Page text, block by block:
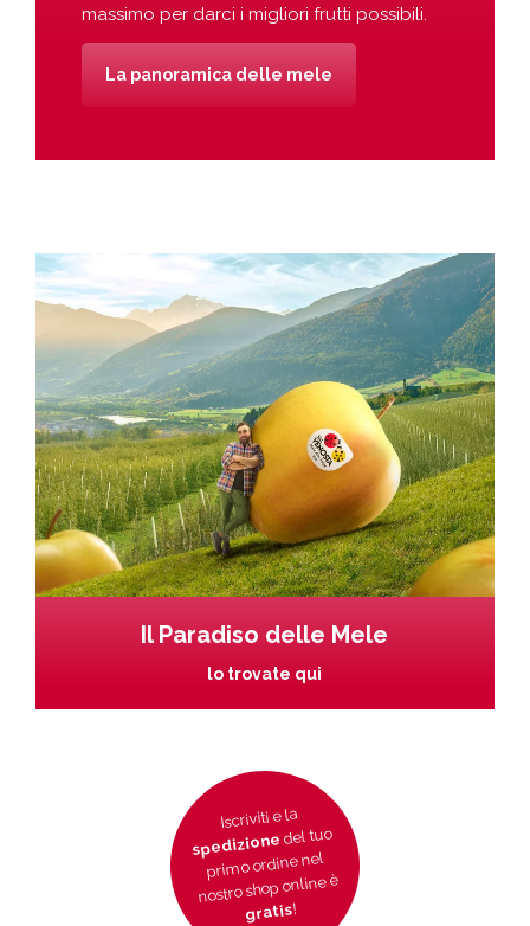
massimo per darci i migliori frutti possibili.
La panoramica delle mele
Il Paradiso delle Mele
lo trovate qui
Iscriviti e la
spedizionedel tuo
primo ordine nel
nostro shop online è
gratis!